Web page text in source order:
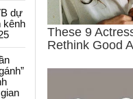
dự
kênh